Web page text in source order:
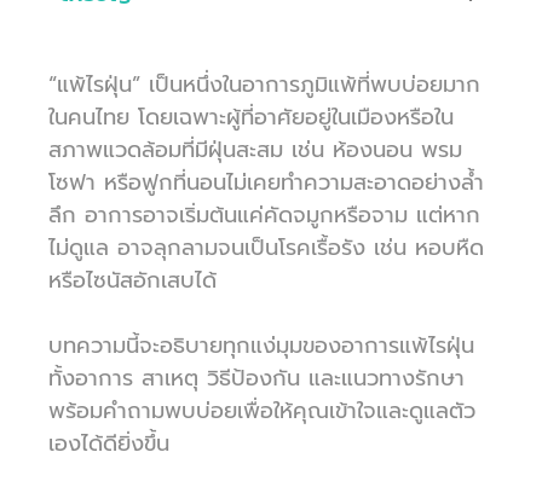
“แพ้ไรฝุ่น” เป็นหนึ่งในอาการภูมิแพ้ที่พบบ่อยมาก
ในคนไทย โดยเฉพาะผู้ที่อาศัยอยู่ในเมืองหรือใน
สภาพแวดล้อมที่มีฝุ่นสะสม เช่น ห้องนอน พรม
โซฟา หรือฟูกที่นอนไม่เคยทำความสะอาดอย่างล้ำ
ลึก อาการอาจเริ่มต้นแค่คัดจมูกหรือจาม แต่หาก
ไม่ดูแล อาจลุกลามจนเป็นโรคเรื้อรัง เช่น หอบหืด
หรือไซนัสอักเสบได้
บทความนี้จะอธิบายทุกแง่มุมของอาการแพ้ไรฝุ่น
ทั้งอาการ สาเหตุ วิธีป้องกัน และแนวทางรักษา
พร้อมคำถามพบบ่อยเพื่อให้คุณเข้าใจและดูแลตัว
เองได้ดียิ่งขึ้น